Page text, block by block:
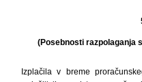
(Posebnosti razpolaganja
Izplačila v breme